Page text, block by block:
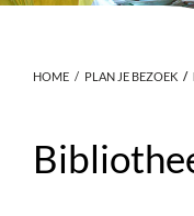
HOME PLAN JE BEZOEK